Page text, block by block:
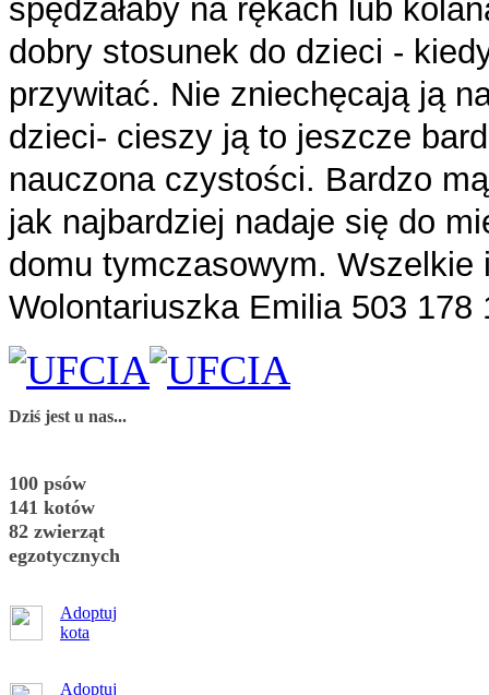
spędzałaby na rękach lub
dobry stosunek do dzieci -
przywitać. Nie zniechęcają ją
dzieci- cieszy ją to jeszcze
nauczona czystości. Bardzo
jak najbardziej nadaje się do
domu tymczasowym.
Wolontariuszka Emilia 503 178
Dziś jest u nas...
100 psów
141 kotów
82 zwierząt
egzotycznych
Adoptuj
kota
Adoptuj